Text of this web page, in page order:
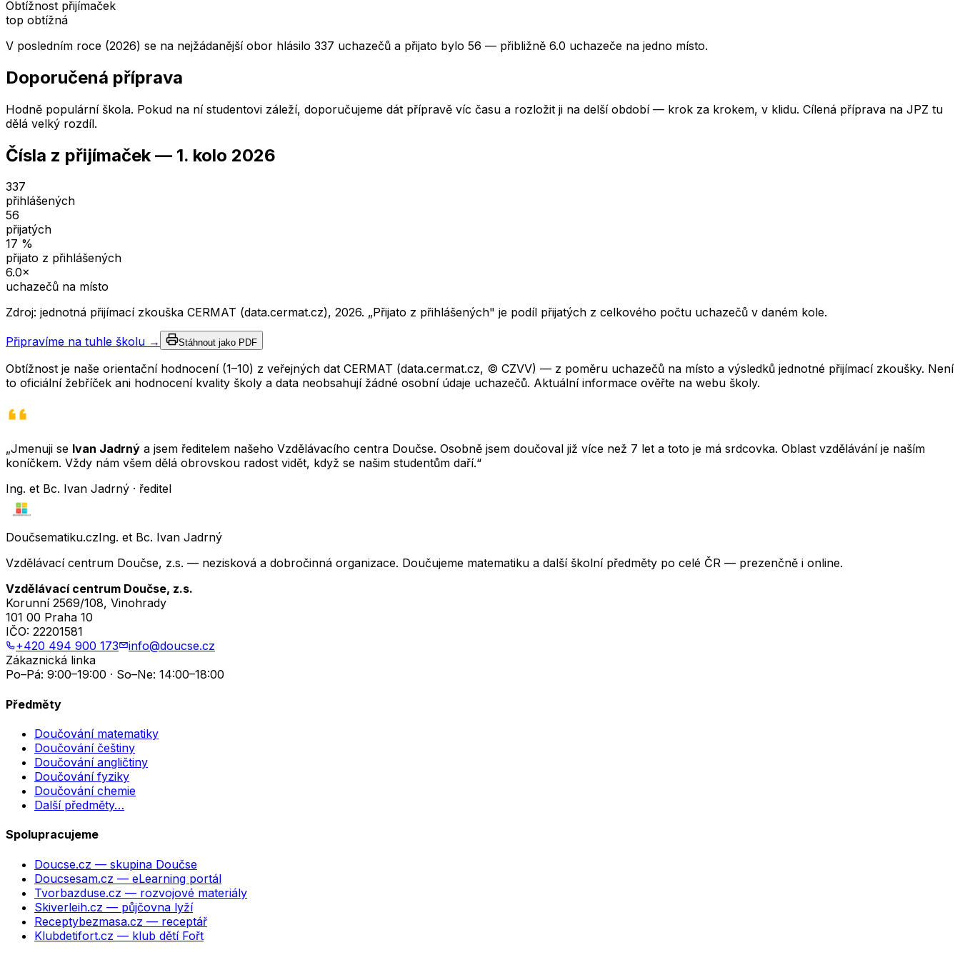
Obtížnost přijímaček
top obtížná
V posledním roce (2026) se na nejžádanější obor hlásilo 337 uchazečů a přijato bylo 56 — přibližně 6.0 uchazeče na jedno místo.
Doporučená příprava
Hodně populární škola. Pokud na ní studentovi záleží, doporučujeme dát přípravě víc času a rozložit ji na delší období — krok za krokem, v klidu. Cílená příprava na JPZ tu
dělá velký rozdíl.
Čísla z přijímaček — 1. kolo 2026
337
přihlášených
56
přijatých
17 %
přijato z přihlášených
6.0×
uchazečů na místo
Zdroj: jednotná přijímací zkouška CERMAT (data.cermat.cz), 2026. „Přijato z přihlášených" je podíl přijatých z celkového počtu uchazečů v daném kole.
Připravíme na tuhle školu → Stáhnout jako PDF
Obtížnost je naše orientační hodnocení (1–10) z veřejných dat CERMAT (data.cermat.cz, © CZVV) — z poměru uchazečů na místo a výsledků jednotné přijímací zkoušky. Není
to oficiální žebříček ani hodnocení kvality školy a data neobsahují žádné osobní údaje uchazečů. Aktuální informace ověřte na webu školy.
„Jmenuji se Ivan Jadrný a jsem ředitelem našeho Vzdělávacího centra Doučse. Osobně jsem doučoval již více než 7 let a toto je má srdcovka. Oblast vzdělávání je naším
koníčkem. Vždy nám všem dělá obrovskou radost vidět, když se našim studentům daří.“
Ing. et Bc. Ivan Jadrný · ředitel
Doučsematiku.czIng. et Bc. Ivan Jadrný
Vzdělávací centrum Doučse, z.s. — nezisková a dobročinná organizace. Doučujeme matematiku a další školní předměty po celé ČR — prezenčně i online.
Vzdělávací centrum Doučse, z.s.
Korunní 2569/108, Vinohrady
101 00 Praha 10
IČO: 22201581
+420 494 900 173
info@doucse.cz
Zákaznická linka
Po–Pá: 9:00–19:00 · So–Ne: 14:00–18:00
Předměty
Doučování matematiky
Doučování češtiny
Doučování angličtiny
Doučování fyziky
Doučování chemie
Další předměty…
Spolupracujeme
Doucse.cz — skupina Doučse
Doucsesam.cz — eLearning portál
Tvorbazduse.cz — rozvojové materiály
Skiverleih.cz — půjčovna lyží
Receptybezmasa.cz — receptář
Klubdetifort.cz — klub dětí Fořt